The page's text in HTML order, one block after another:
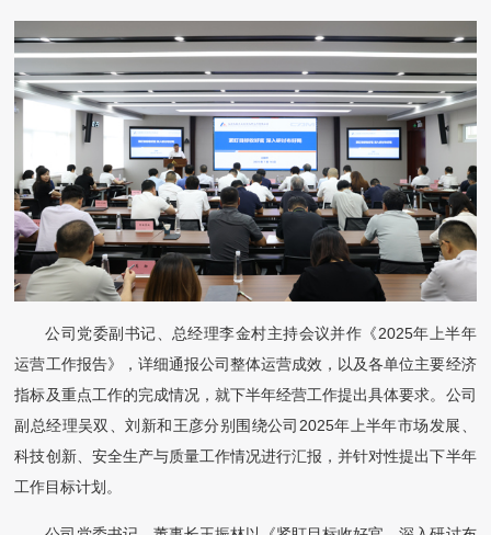
公司党委副书记、总经理李金村主持会议并作《2025年上半年
运营工作报告》，详细通报公司整体运营成效，以及各单位主要经济
指标及重点工作的完成情况，就下半年经营工作提出具体要求。公司
副总经理吴双、刘新和王彦分别围绕公司2025年上半年市场发展、
科技创新、安全生产与质量工作情况进行汇报，并针对性提出下半年
工作目标计划。